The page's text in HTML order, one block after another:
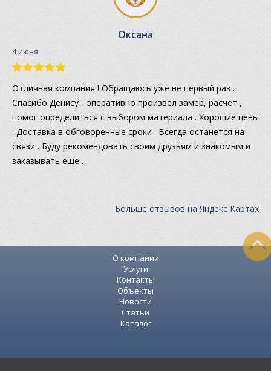
Оксана
4 июня
Отличная компания ! Обращаюсь уже не первый раз .
Спасибо Денису , оперативно произвел замер, расчёт ,
помог определиться с выбором материала . Хорошие цены
. Доставка в обговоренные сроки . Всегда останется на
связи . Буду рекомендовать своим друзьям и знакомым и
заказывать еще .
Больше отзывов на Яндекс Картах
О компании
Услуги
Контакты
Объекты
Новости
Статьи
Каталог